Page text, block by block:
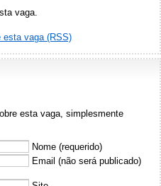
vaga.
esta vaga (RSS)
esta vaga, simplesmente
Nome (requerido)
Email (não será publicado)